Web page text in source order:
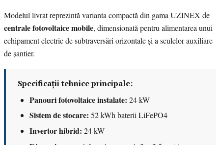
Modelul livrat reprezintă varianta compactă din gama UZINEX de
centrale fotovoltaice mobile, dimensionată pentru alimentarea unui
echipament electric de subtraversări orizontale și a sculelor auxiliare
de șantier.
Specificații tehnice principale:
Panouri fotovoltaice instalate: 24 kW
Sistem de stocare: 52 kWh baterii LiFePO4
Invertor hibrid: 24 kW